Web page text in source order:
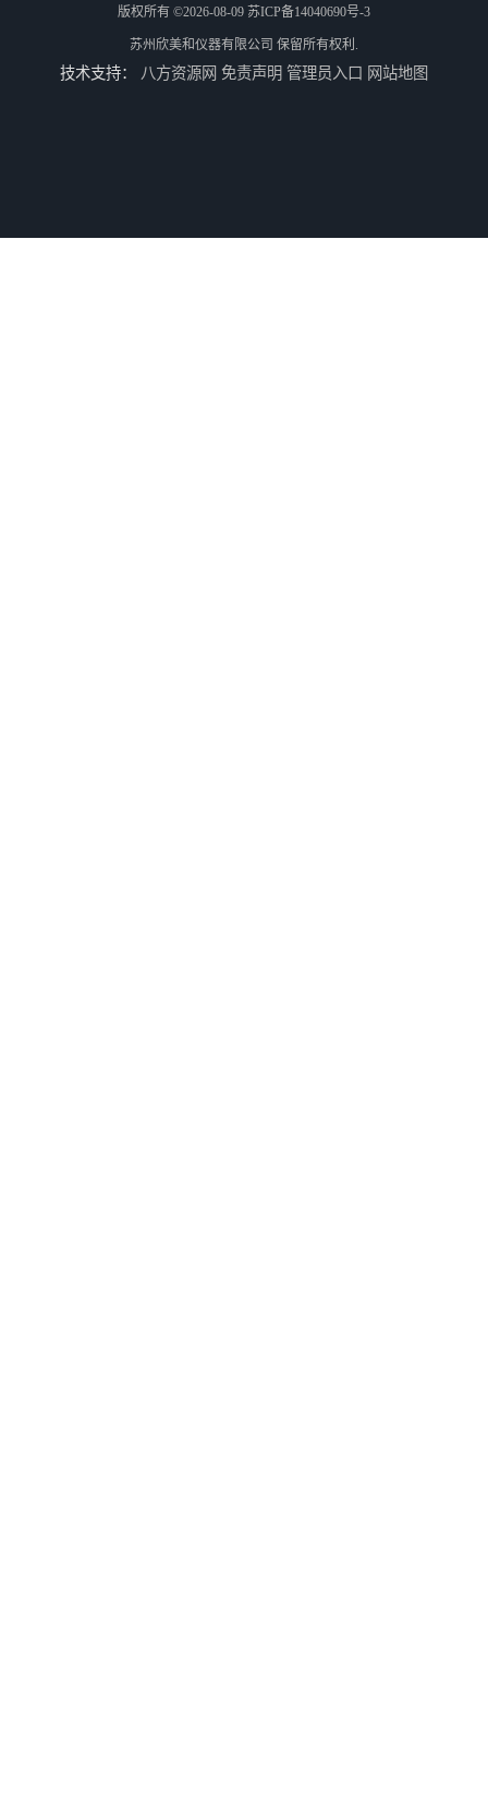
版权所有 ©2026-08-09 苏ICP备14040690号-3
苏州欣美和仪器有限公司 保留所有权利.
技术支持： 八方资源网 免责声明 管理员入口 网站地图